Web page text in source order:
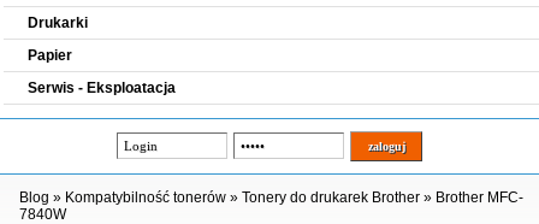
Drukarki
Papier
Serwis - Eksploatacja
Blog » Kompatybilność tonerów »Tonery do drukarek Brother » Brother MFC-
7840W